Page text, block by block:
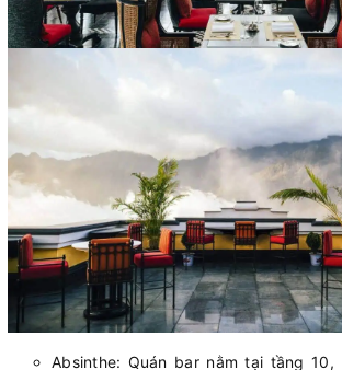
Absinthe: Quán bar nằm tại tầng